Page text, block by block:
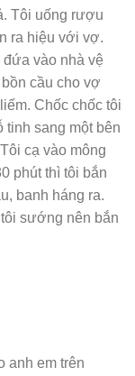
Tôi uống rượu
ra hiệu với vợ.
vào nhà vệ
cầu cho vợ
Chốc chốc tôi
tinh sang một bên
cạ vào mông
phút thì tôi bắn
banh háng ra.
sướng nên bắn
anh em trên